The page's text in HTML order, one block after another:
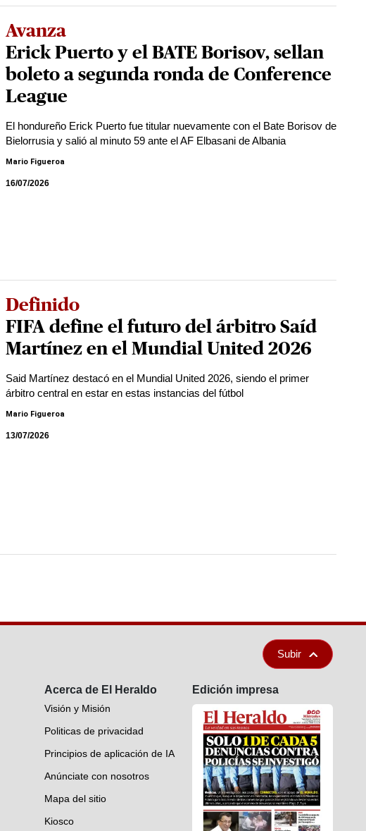
Avanza
Erick Puerto y el BATE Borisov, sellan
boleto a segunda ronda de Conference
League
El hondureño Erick Puerto fue titular nuevamente con el Bate Borisov de
Bielorrusia y salió al minuto 59 ante el AF Elbasani de Albania
Mario Figueroa
16/07/2026
Definido
FIFA define el futuro del árbitro Saíd
Martínez en el Mundial United 2026
Said Martínez destacó en el Mundial United 2026, siendo el primer
árbitro central en estar en estas instancias del fútbol
Mario Figueroa
13/07/2026
Subir
Acerca de El Heraldo
Visión y Misión
Politicas de privacidad
Principios de aplicación de IA
Anúnciate con nosotros
Mapa del sitio
Kiosco
Edición impresa